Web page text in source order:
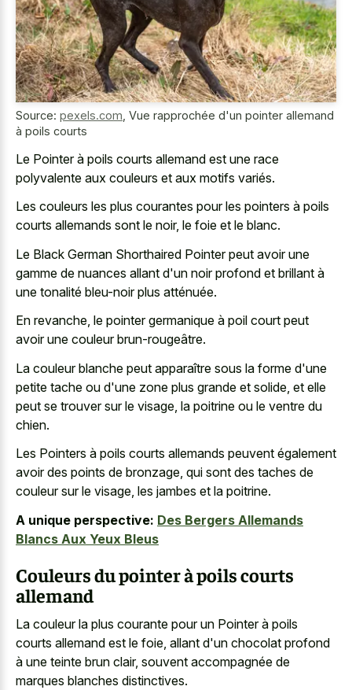
Source: pexels.com Vue rapprochée d'un pointer allemand
à poils courts
Le Pointer à poils courts allemand est une race
polyvalente aux couleurs et aux motifs variés.
Les couleurs les plus courantes pour les pointers à poils
courts allemands sont le noir, le foie et le blanc.
Le Black German Shorthaired Pointer peut avoir une
gamme de nuances allant d'un noir profond et brillant à
une tonalité bleu-noir plus atténuée.
En revanche, le pointer germanique à poil court peut
avoir une couleur brun-rougeâtre.
La couleur blanche peut apparaître sous la forme d'une
petite tache ou d'une zone plus grande et solide, et elle
peut se trouver sur le visage, la poitrine ou le ventre du
chien.
Les Pointers à poils courts allemands peuvent également
avoir des points de bronzage, qui sont des taches de
couleur sur le visage, les jambes et la poitrine.
A unique perspective: Des Bergers Allemands
Blancs Aux Yeux Bleus
Couleurs du pointer à poils courts
allemand
La couleur la plus courante pour un Pointer à poils
courts allemand est le foie, allant d'un chocolat profond
à une teinte brun clair, souvent accompagnée de
marques blanches distinctives.